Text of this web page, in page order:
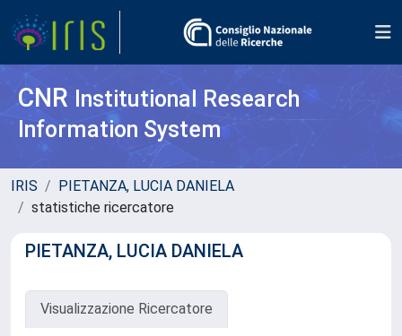
CNR Institutional Research
Information System
IRIS
PIETANZA, LUCIA DANIELA
statistiche ricercatore
PIETANZA, LUCIA DANIELA
Visualizzazione Ricercatore